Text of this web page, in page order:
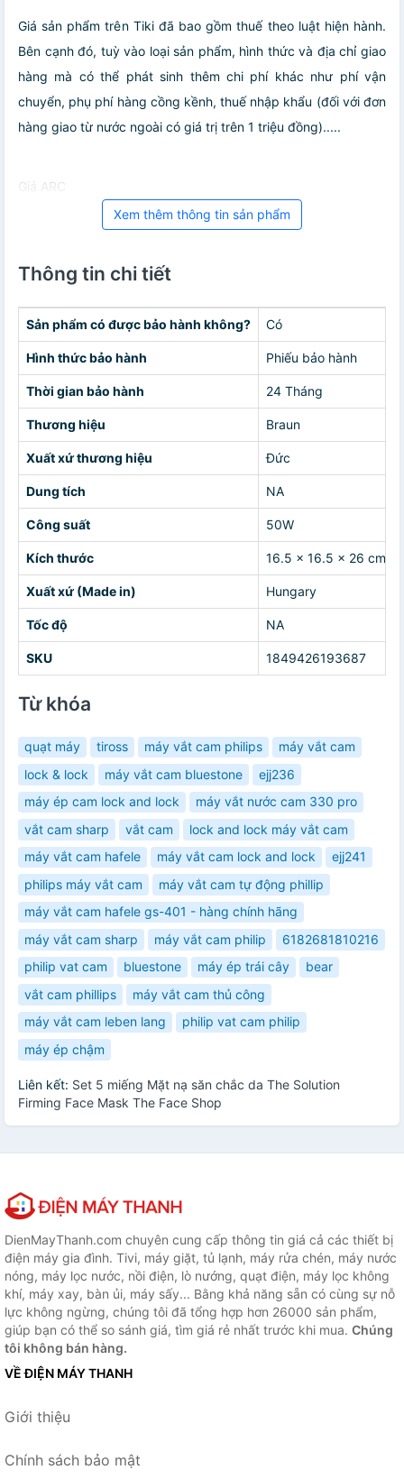
Giá sản phẩm trên Tiki đã bao gồm thuế theo luật hiện hành.
Bên cạnh đó, tuỳ vào loại sản phẩm, hình thức và địa chỉ giao
hàng mà có thể phát sinh thêm chi phí khác như phí vận
chuyển, phụ phí hàng cồng kềnh, thuế nhập khẩu (đối với đơn
hàng giao từ nước ngoài có giá trị trên 1 triệu đồng).....
Giá ARC
Xem thêm thông tin sản phẩm
Thông tin chi tiết
Sản phẩm có được bảo hành không? Có
Hình thức bảo hành Phiếu bảo hành
Thời gian bảo hành 24 Tháng
Thương hiệu Braun
Xuất xứ thương hiệu Đức
Dung tích NA
Công suất 50W
Kích thước 16.5 x 16.5 x 26 cm
Xuất xứ (Made in) Hungary
Tốc độ NA
SKU 1849426193687
Từ khóa
quạt máy tiross máy vắt cam philips
máy vắt cam
lock & lock
máy vắt cam bluestone
ejj236
máy ép cam lock and lock
máy vắt nước cam 330 pro
vắt cam sharp
vắt cam
lock and lock máy vắt cam
máy vắt cam hafele
máy vắt cam lock and lock
ejj241
philips máy vắt cam
máy vắt cam tự động phillip
máy vắt cam hafele gs-401 - hàng chính hãng
máy vắt cam sharp
máy vắt cam philip
6182681810216
philip vat cam
bluestone máy ép trái cây
bear
vắt cam phillips
máy vắt cam thủ công
máy vắt cam leben lang
philip vat cam philip
máy ép chậm
Liên kết: Set 5 miếng Mặt nạ săn chắc da The Solution
Firming Face Mask The Face Shop
DienMayThanh.com chuyên cung cấp thông tin giá cả các thiết bị
điện máy gia đình. Tivi, máy giặt, tủ lạnh, máy rửa chén, máy nước
nóng, máy lọc nước, nồi điện, lò nướng, quạt điện, máy lọc không
khí, máy xay, bàn ủi, máy sấy... Bằng khả năng sẵn có cùng sự nỗ
lực không ngừng, chúng tôi đã tổng hợp hơn 26000 sản phẩm,
giúp bạn có thể so sánh giá, tìm giá rẻ nhất trước khi mua. Chúng
tôi không bán hàng.
VỀ ĐIỆN MÁY THANH
Giới thiệu
Chính sách bảo mật